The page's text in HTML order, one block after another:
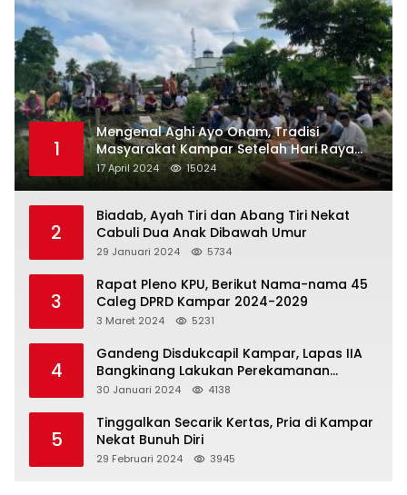
1
Mengenal Aghi Ayo Onam, Tradisi
Masyarakat Kampar Setelah Hari Raya
Idul Fitri
17 April 2024 15024
2
Biadab, Ayah Tiri dan Abang Tiri Nekat
Cabuli Dua Anak Dibawah Umur
29 Januari 2024 5734
3
Rapat Pleno KPU, Berikut Nama-nama 45
3 Maret 2024 5231
4
Gandeng Disdukcapil Kampar, Lapas IIA
Bangkinang Lakukan Perekamanan
Kependudukan WBP
30 Januari 2024 4138
5
Tinggalkan Secarik Kertas, Pria di Kampar
Nekat Bunuh Diri
29 Februari 2024 3945